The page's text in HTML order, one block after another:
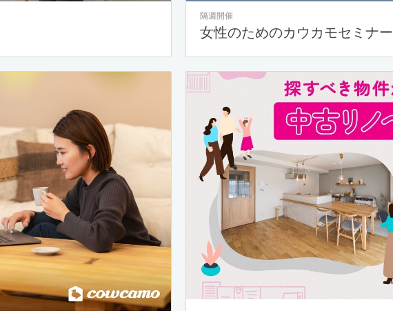
隔週開催
女性のためのカウカモセミナー